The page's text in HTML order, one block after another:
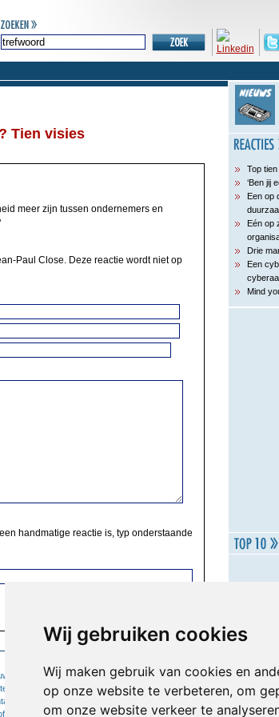
Wij gebruiken cookies
Wij maken gebruik van cookies en
op onze website te verbeteren, om
om onze website verkeer te
Tien visies
meer zijn tussen ondernemers en
Paul Close. Deze reactie wordt niet op
handmatige reactie is, typ onderstaande
Top
‘Ben jij
Een op
Eén op
Drie
Een
Mind
Inloggen